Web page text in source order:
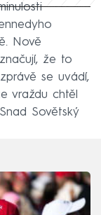
Nově
že to
se uvádí,
vraždu chtěl
Sovětský